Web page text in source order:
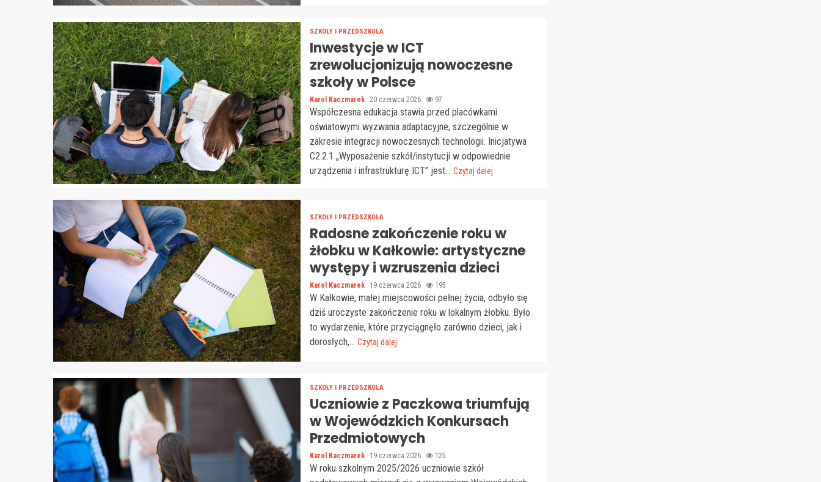
SZKOŁY I PRZEDSZKOLA
Inwestycje w ICT
zrewolucjonizują nowoczesne
szkoły w Polsce
Karol Kaczmarek 20 czerwca 2026 97
Współczesna edukacja stawia przed placówkami
oświatowymi wyzwania adaptacyjne, szczególnie w
zakresie integracji nowoczesnych technologii. Inicjatywa
C2.2.1 „Wyposażenie szkół/instytucji w odpowiednie
urządzenia i infrastrukturę ICT” jest... Czytaj dalej
SZKOŁY I PRZEDSZKOLA
Radosne zakończenie roku w
żłobku w Kałkowie: artystyczne
występy i wzruszenia dzieci
Karol Kaczmarek 19 czerwca 2026 195
W Kałkowie, małej miejscowości pełnej życia, odbyło się
dziś uroczyste zakończenie roku w lokalnym żłobku. Było
to wydarzenie, które przyciągnęło zarówno dzieci, jak i
dorosłych,... Czytaj dalej
SZKOŁY I PRZEDSZKOLA
Uczniowie z Paczkowa triumfują
w Wojewódzkich Konkursach
Przedmiotowych
Karol Kaczmarek 19 czerwca 2026 125
W roku szkolnym 2025/2026 uczniowie szkół